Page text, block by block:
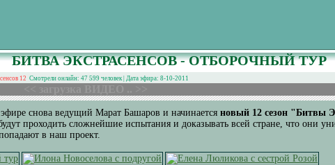
БИТВА ЭКСТРАСЕНСОВ - ОТБОРОЧНЫЙ ТУР
12 Смотрели онлайн: 47 599 человек | Дата эфира: 8-10-2011
эфире снова ведущий Марат Башаров и начинается новый 12 сезон "Битвы
проходить сложнейшие испытания и доказывать всей стране, что они
в наш проект.